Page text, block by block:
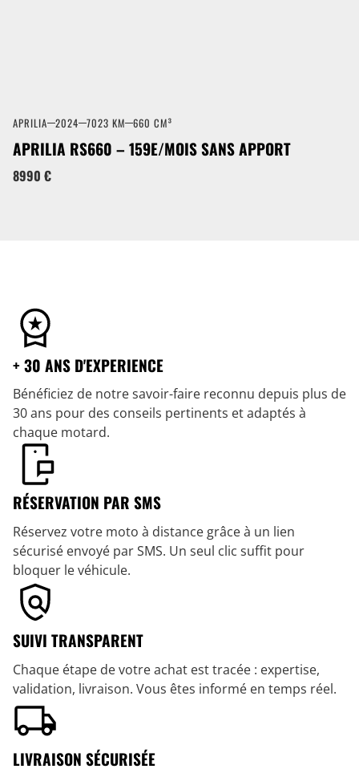
APRILIA 2024 7023 KM 660 CM³
APRILIA RS660 – 159E/MOIS SANS APPORT
8990 €
+ 30 ANS D'EXPERIENCE
Bénéficiez de notre savoir-faire reconnu depuis plus de
30 ans pour des conseils pertinents et adaptés à
chaque motard.
RÉSERVATION PAR SMS
Réservez votre moto à distance grâce à un lien
sécurisé envoyé par SMS. Un seul clic suffit pour
bloquer le véhicule.
SUIVI TRANSPARENT
Chaque étape de votre achat est tracée : expertise,
validation, livraison. Vous êtes informé en temps réel.
LIVRAISON SÉCURISÉE